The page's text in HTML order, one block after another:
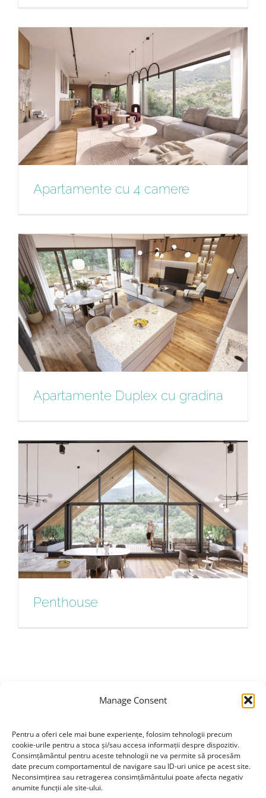
Manage Consent
Pentru a oferi cele mai bune experiențe, folosim tehnologii precum
cookie-urile pentru a stoca și/sau accesa informații despre dispozitiv.
Consimțământul pentru aceste tehnologii ne va permite să procesăm
date precum comportamentul de navigare sau ID-uri unice pe acest site.
Neconsimțirea sau retragerea consimțământului poate afecta negativ
anumite funcții ale site-ului.
Apartamente cu 3 camere
Apartamente cu 4 camere
Apartamente cu 4 camere
Apartamente Duplex cu gradina
Apartamente Duplex cu gradina
Penthouse
DESPRE NOI